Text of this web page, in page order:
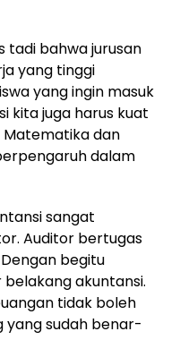
tadi bahwa jurusan
yang tinggi
yang ingin masuk
kita juga harus kuat
dan
dalam
sangat
Auditor bertugas
begitu
akuntansi.
tidak boleh
yang sudah benar-